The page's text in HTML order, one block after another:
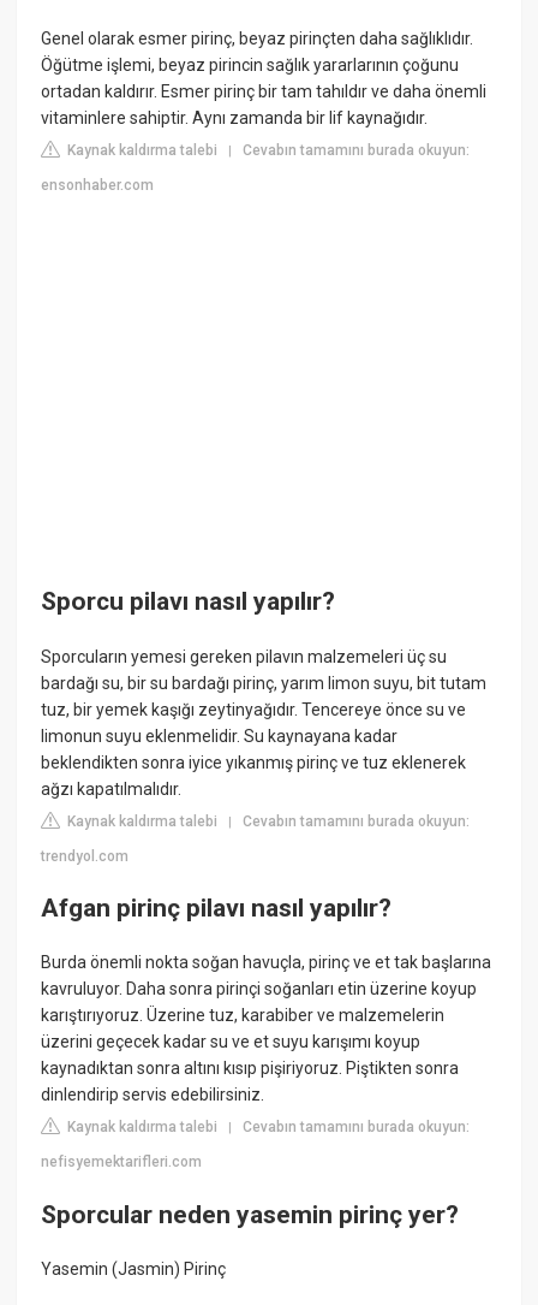
Genel olarak esmer pirinç, beyaz pirinçten daha sağlıklıdır.
Öğütme işlemi, beyaz pirincin sağlık yararlarının çoğunu
ortadan kaldırır. Esmer pirinç bir tam tahıldır ve daha önemli
vitaminlere sahiptir. Aynı zamanda bir lif kaynağıdır.
Kaynak kaldırma talebi |Cevabın tamamını burada okuyun:
ensonhaber.com
Sporcu pilavı nasıl yapılır?
Sporcuların yemesi gereken pilavın malzemeleri üç su
bardağı su, bir su bardağı pirinç, yarım limon suyu, bit tutam
tuz, bir yemek kaşığı zeytinyağıdır. Tencereye önce su ve
limonun suyu eklenmelidir. Su kaynayana kadar
beklendikten sonra iyice yıkanmış pirinç ve tuz eklenerek
ağzı kapatılmalıdır.
Kaynak kaldırma talebi |Cevabın tamamını burada okuyun:
trendyol.com
Afgan pirinç pilavı nasıl yapılır?
Burda önemli nokta soğan havuçla, pirinç ve et tak başlarına
kavruluyor. Daha sonra pirinçi soğanları etin üzerine koyup
karıştırıyoruz. Üzerine tuz, karabiber ve malzemelerin
üzerini geçecek kadar su ve et suyu karışımı koyup
kaynadıktan sonra altını kısıp pişiriyoruz. Piştikten sonra
dinlendirip servis edebilirsiniz.
Kaynak kaldırma talebi |Cevabın tamamını burada okuyun:
nefisyemektarifleri.com
Sporcular neden yasemin pirinç yer?
Yasemin (Jasmin) Pirinç